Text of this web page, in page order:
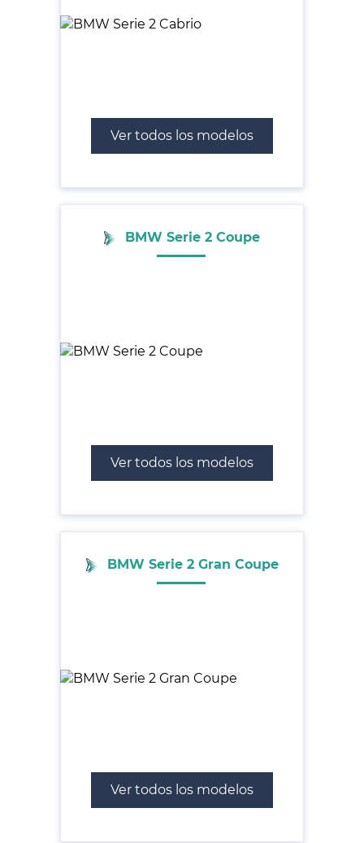
Ver todos los modelos
BMW Serie 2 Coupe
Ver todos los modelos
BMW Serie 2 Gran Coupe
Ver todos los modelos